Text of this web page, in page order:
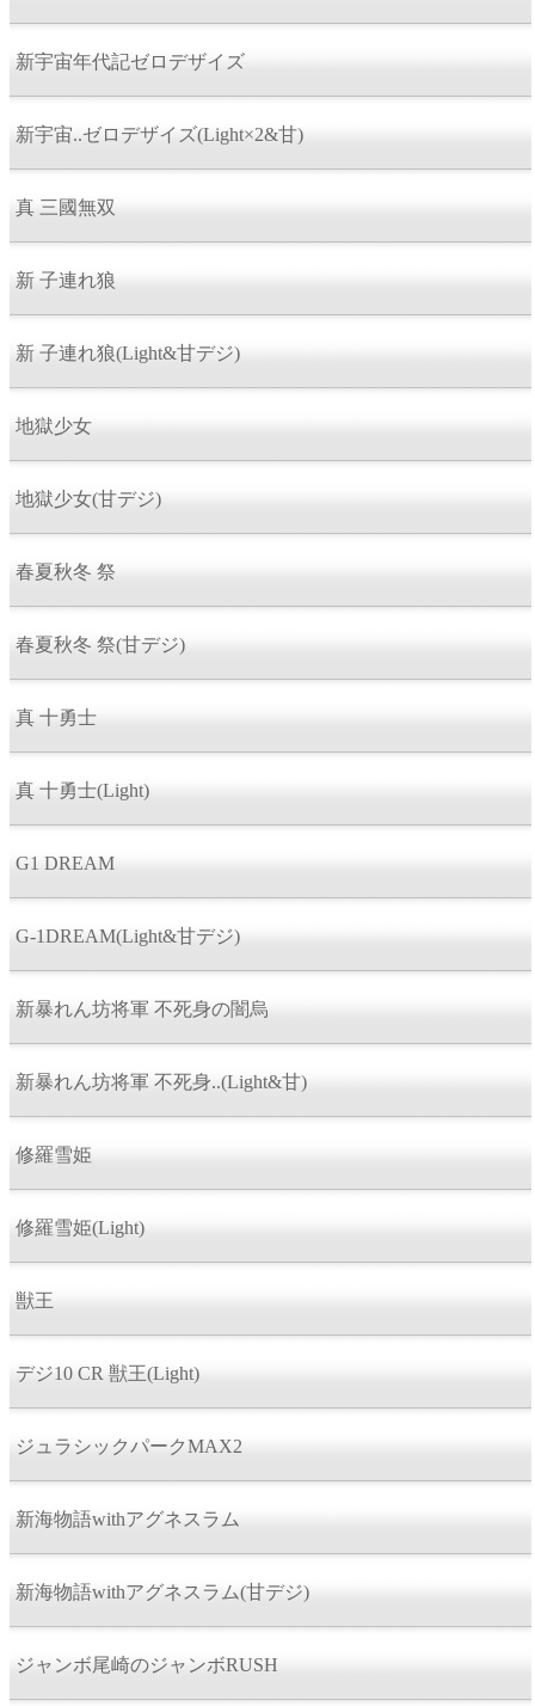
新宇宙年代記ゼロデザイズ
新宇宙..ゼロデザイズ(Light×2&甘)
真 三國無双
新 子連れ狼
新 子連れ狼(Light&甘デジ)
地獄少女
地獄少女(甘デジ)
春夏秋冬 祭
春夏秋冬 祭(甘デジ)
真 十勇士
真 十勇士(Light)
G1 DREAM
G-1DREAM(Light&甘デジ)
新暴れん坊将軍 不死身の闇烏
新暴れん坊将軍 不死身..(Light&甘)
修羅雪姫
修羅雪姫(Light)
獣王
デジ10 CR 獣王(Light)
ジュラシックパークMAX2
新海物語withアグネスラム
新海物語withアグネスラム(甘デジ)
ジャンボ尾崎のジャンボRUSH